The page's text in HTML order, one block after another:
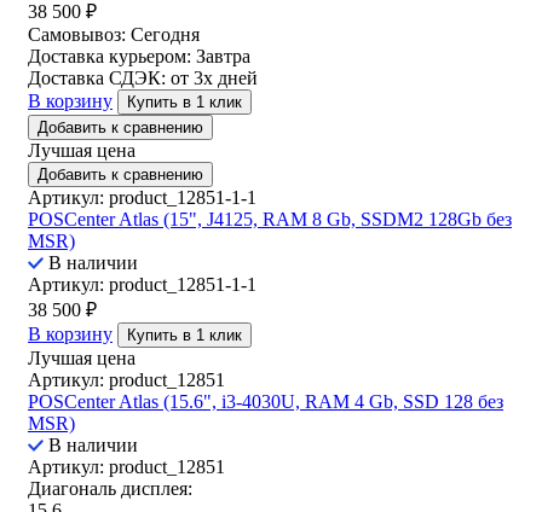
38 500 ₽
Самовывоз: Сегодня
Доставка курьером: Завтра
Доставка СДЭК: от 3х дней
В корзину
Купить в 1 клик
Добавить к сравнению
Лучшая цена
Добавить к сравнению
Артикул: product_12851-1-1
POSCenter Atlas (15", J4125, RAM 8 Gb, SSDM2 128Gb без
MSR)
В наличии
Артикул: product_12851-1-1
38 500 ₽
В корзину
Купить в 1 клик
Лучшая цена
Артикул: product_12851
POSCenter Atlas (15.6", i3-4030U, RAM 4 Gb, SSD 128 без
MSR)
В наличии
Артикул: product_12851
Диагональ дисплея: